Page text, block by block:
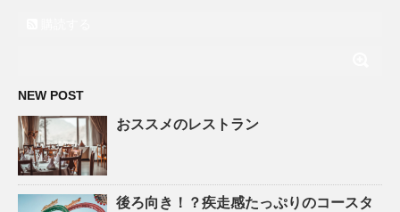
NEW POST
おススメのレストラン
後ろ向き！？疾走感たっぷりのコースタ